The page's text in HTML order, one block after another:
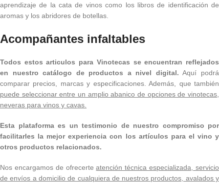
aprendizaje de la cata de vinos como los libros de identificación de
aromas y los abridores de botellas.
Acompañantes infaltables
Todos estos articulos para Vinotecas se encuentran reflejados
en nuestro catálogo de productos a nivel digital. Aquí podrá
comparar precios, marcas y especificaciones. Además, que también
puede seleccionar entre un amplio abanico de opciones de vinotecas,
neveras para vinos y cavas.
Esta plataforma es un testimonio de nuestro compromiso por
facilitarles la mejor experiencia con los artículos para el vino y
otros productos relacionados.
Nos encargamos de ofrecerteatención técnica especializada, servicio
de envíos a domicilio de cualquiera de nuestros productos, avalados y